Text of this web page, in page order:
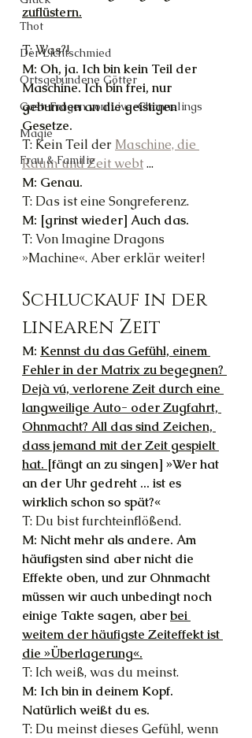
Thot
Der Lichtschmied
Ortsgebundene Götter
Gast-Fragen von Live-Channelings
Magie
Frau & Familie
zuflüstern.
T: Was?!
M: Oh, ja. Ich bin kein Teil der
Maschine. Ich bin frei, nur
gebunden an die geistigen
Gesetze.
T: Kein Teil der Maschine, die
Raum und Zeit webt ...
M: Genau.
T: Das ist eine Songreferenz.
M: [grinst wieder] Auch das.
T: Von Imagine Dragons
»Machine«. Aber erklär weiter!
Schluckauf in der
linearen Zeit
M: Kennst du das Gefühl, einem
Fehler in der Matrix zu begegnen?
Dejà vú, verlorene Zeit durch eine
langweilige Auto- oder Zugfahrt,
Ohnmacht? All das sind Zeichen,
dass jemand mit der Zeit gespielt
hat. [fängt an zu singen] »Wer hat
an der Uhr gedreht ... ist es
wirklich schon so spät?«
T: Du bist furchteinflößend.
M: Nicht mehr als andere. Am
häufigsten sind aber nicht die
Effekte oben, und zur Ohnmacht
müssen wir auch unbedingt noch
einige Takte sagen, aber bei
weitem der häufigste Zeiteffekt ist
die »Überlagerung«.
T: Ich weiß, was du meinst.
M: Ich bin in deinem Kopf.
Natürlich weißt du es.
T: Du meinst dieses Gefühl, wenn